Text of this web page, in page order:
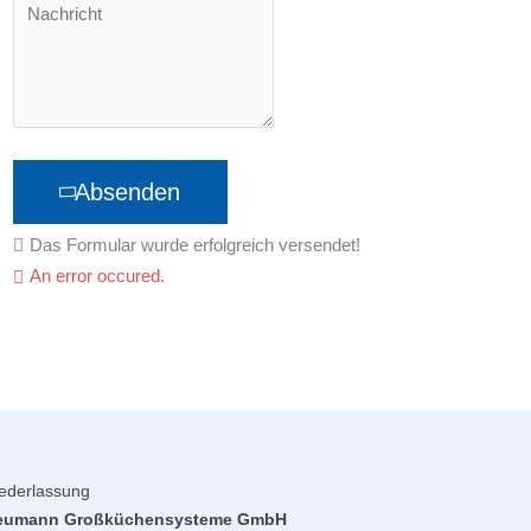
Absenden
Das Formular wurde erfolgreich versendet!
An error occured.
Großküchensysteme GmbH